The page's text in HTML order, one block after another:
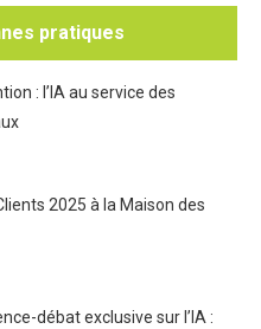
pratiques
: l’IA au service des
2025 à la Maison des
débat exclusive sur l’IA :